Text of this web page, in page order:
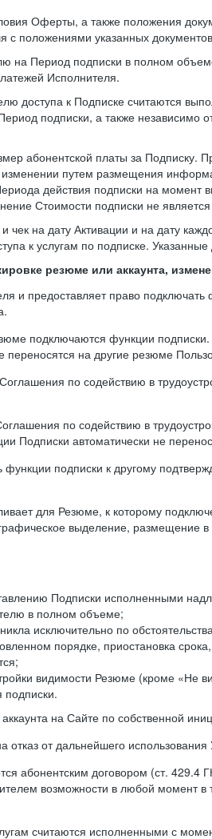
Оферты, а также положения
с положениями указанных
на Период подписки в полном
Исполнителя.
доступа к Подписке считаются
подписки, а также независимо
абонентской платы за
путем размещения
действия подписки на момент
Стоимости подписки не
чек на дату Активации и на дату
к услугам по подписке.
резюме или аккаунта,
и предоставляет право
подключаются функции
на другие резюме
по содействию в
по содействию в
Подписки автоматически не
функции подписки к другому
для Резюме, к которому
выделение, размещение
Подписки исполненными
в полном объеме;
исключительно по
порядке, приостановка
видимости Резюме (кроме «Не
на Сайте по собственной
от дальнейшего
абонентским договором (ст.
возможности в любой момент
считаются исполненными с